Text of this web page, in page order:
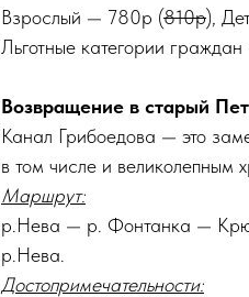
Взрослый — 780р (810р),
Льготные категории
Возвращение в старый
Канал Грибоедова — это
в том числе и великолепным
Маршрут:
р.Нева — р. Фонтанка —
р.Нева.
Достопримечательности: